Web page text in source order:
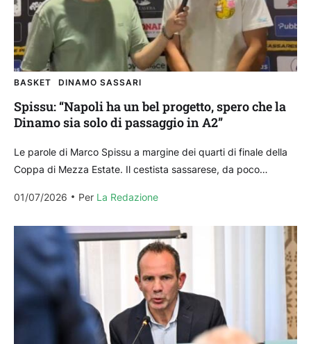
BASKET DINAMO SASSARI
Spissu: “Napoli ha un bel progetto, spero che la
Dinamo sia solo di passaggio in A2”
Le parole di Marco Spissu a margine dei quarti di finale della
Coppa di Mezza Estate. Il cestista sassarese, da poco
01/07/2026
Per La Redazione